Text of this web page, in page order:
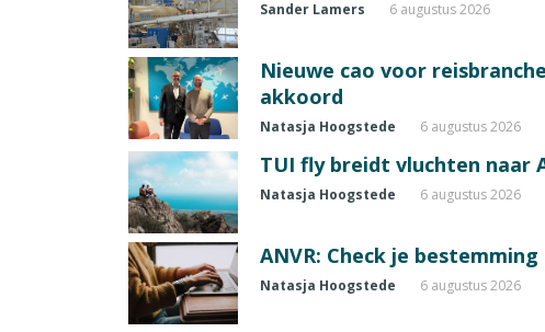
Sander Lamers 6 augustus 2026
Nieuwe cao voor
akkoord
Natasja Hoogstede 6 augustus 2026
TUI fly breidt vluchten naar
Natasja Hoogstede 6 augustus 2026
ANVR: Check je bestemming
Natasja Hoogstede 6 augustus 2026